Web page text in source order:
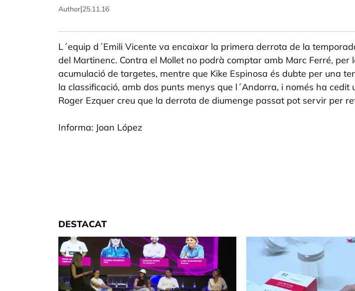
Author|25.11.16
L´equip d´Emili Vicente va encaixar la primera derrota de la
del Martinenc. Contra el Mollet no podrà comptar amb Marc Ferré, per
acumulació de targetes, mentre que Kike Espinosa és dubte per una
la classificació, amb dos punts menys que l´Andorra, i només ha
Roger Ezquer creu que la derrota de diumenge passat pot servir per
Informa: Joan López
DESTACAT